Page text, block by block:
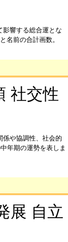
影響する総合運とな
名前の合計画数。
社交性
係や協調性、社会的
年期の運勢を表しま
展 自立